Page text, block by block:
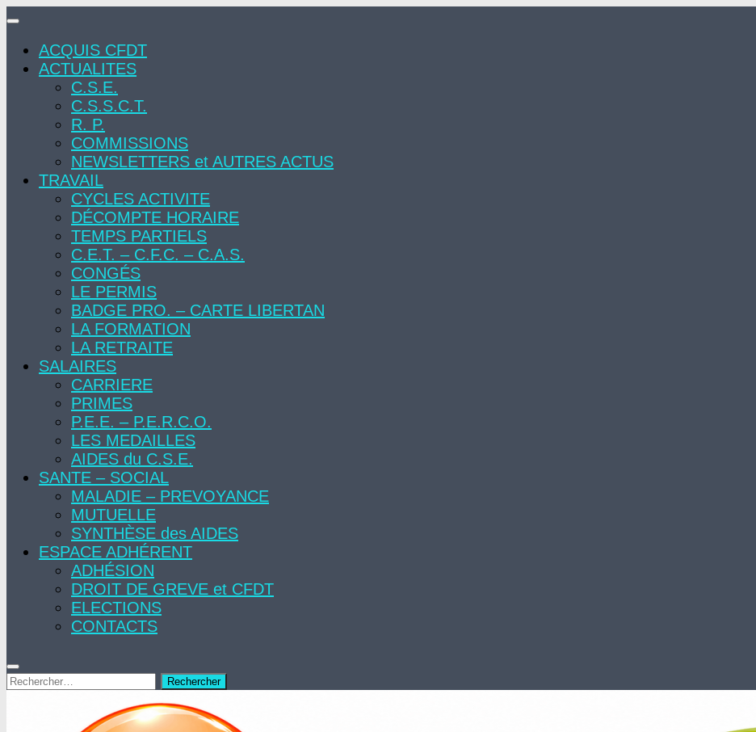
Skip
contentACQUIS CFDT
ACTUALITES
C.S.E.
C.S.S.C.T.
R. P.
COMMISSIONS
NEWSLETTERS et AUTRES ACTUS
TRAVAIL
CYCLES ACTIVITE
DÉCOMPTE HORAIRE
TEMPS PARTIELS
C.E.T. – C.F.C. – C.A.S.
CONGÉS
LE PERMIS
BADGE PRO. – CARTE LIBERTAN
LA FORMATION
LA RETRAITE
SALAIRES
CARRIERE
PRIMES
P.E.E. – P.E.R.C.O.
LES MEDAILLES
AIDES du C.S.E.
SANTE – SOCIAL
MALADIE – PREVOYANCE
MUTUELLE
SYNTHÈSE des AIDES
ESPACE ADHÉRENT
ADHÉSION
DROIT DE GREVE et CFDT
ELECTIONS
CONTACTS
Rechercher :